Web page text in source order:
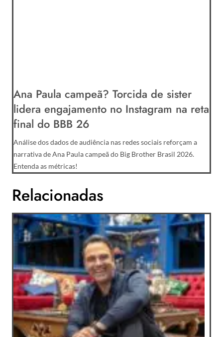
Ana Paula campeã? Torcida de sister
lidera engajamento no Instagram na reta
final do BBB 26
Análise dos dados de audiência nas redes sociais reforçam a
narrativa de Ana Paula campeã do Big Brother Brasil 2026.
Entenda as métricas!
Relacionadas